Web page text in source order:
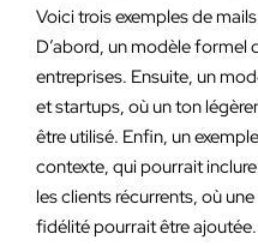
Voici trois exemples de
D’abord, un modèle formel
entreprises. Ensuite, un
et startups, où un ton
être utilisé. Enfin, un
contexte, qui pourrait
les clients récurrents, où
fidélité pourrait être ajoutée.